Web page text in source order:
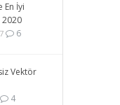
En İyi
2020
6
Vektör
4